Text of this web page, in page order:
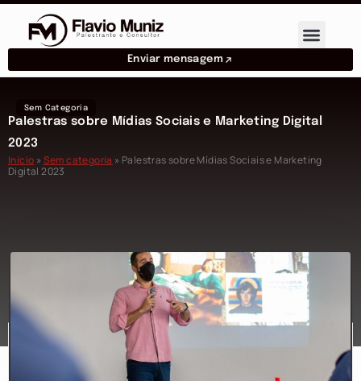
Enviar mensagem
Sem Categoria
Palestras sobre Mídias Sociais e Marketing Digital
2023
Início »Sem categoria » Palestras sobre Mídias Sociais e Marketing
Digital 2023